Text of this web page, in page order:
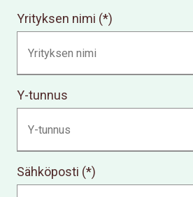
Yrityksen nimi
Y-tunnus
Sähköposti